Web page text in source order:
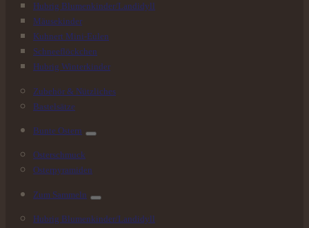
Hubrig Blumenkinder/Landidyll
Mäusekinder
Kuhnert Mini-Eulen
Schneeflöckchen
Hubrig Winterkinder
Zubehör & Nützliches
Bastelsätze
Bunte Ostern
Osterschmuck
Osterpyramiden
Zum Sammeln
Hubrig Blumenkinder/Landidyll